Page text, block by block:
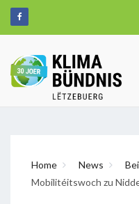
Home News
Mobilitéitswoch zu